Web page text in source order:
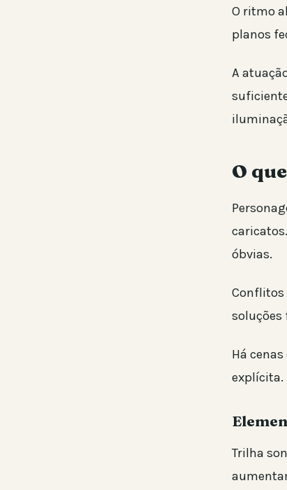
O ritmo
planos
A
O
óbvias.
Conflitos
soluções
Há
explícita.
Trilha